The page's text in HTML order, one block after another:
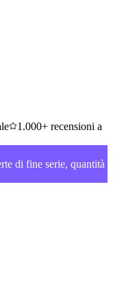
1.000+ recensioni a
di fine serie, quantità